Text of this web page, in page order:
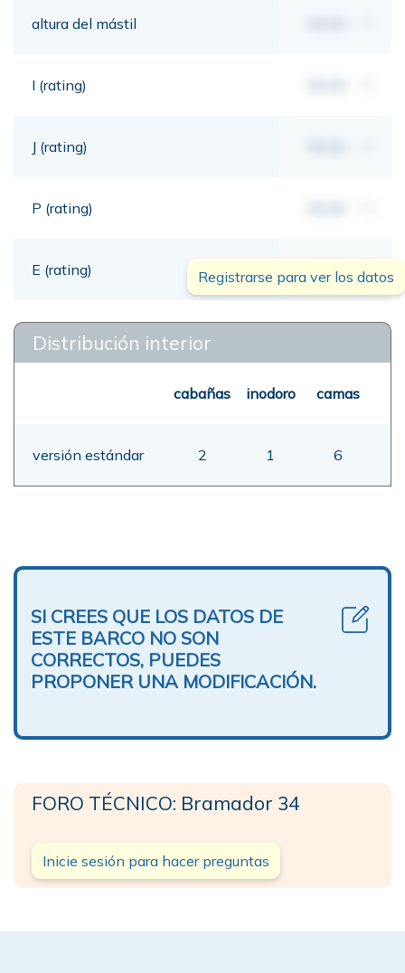
altura del mástil
I (rating)
J (rating)
P (rating)
E (rating) 00,00 mt
Registrarse para ver los datos
Distribución interior
cabañas inodoro camas
versión estándar 2 1 6
SI CREES QUE LOS DATOS DE
ESTE BARCO NO SON
CORRECTOS, PUEDES
PROPONER UNA MODIFICACIÓN.
FORO TÉCNICO: Bramador 34
Inicie sesión para hacer preguntas